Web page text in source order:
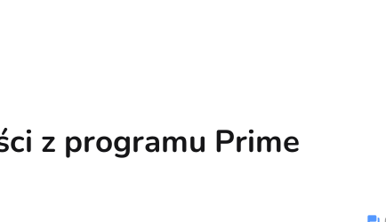
z programu Prime